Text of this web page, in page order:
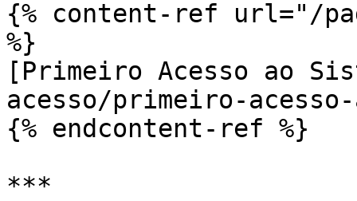
{% content-ref url="/
%}
[Primeiro Acesso ao
acesso/primeiro-
{% endcontent-ref %}
***